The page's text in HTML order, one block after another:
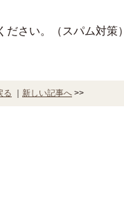
さい。（スパム対策）
る 新しい記事へ >>